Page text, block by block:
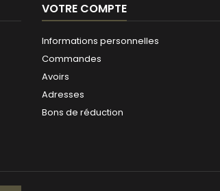
VOTRE COMPTE
Informations personnelles
Commandes
Avoirs
Adresses
Bons de réduction